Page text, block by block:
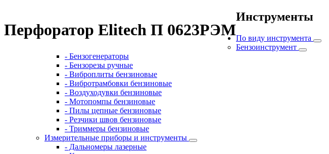
Перфоратор Elitech П 0623РЭМ
Инструменты
По виду инструмента
Бензоинструмент
- Бензогенераторы
- Бензорезы ручные
- Виброплиты бензиновые
- Вибротрамбовки бензиновые
- Воздуходувки бензиновые
- Мотопомпы бензиновые
- Пилы цепные бензиновые
- Резчики швов бензиновые
- Триммеры бензиновые
Измерительные приборы и инструменты
- Дальномеры лазерные